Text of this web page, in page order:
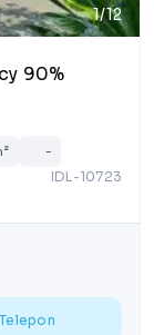
1/12
90%
-
IDL-10723
Telepon